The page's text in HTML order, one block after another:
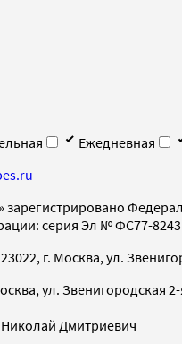
Ежедневная
» зарегистрировано
серия Эл № ФС77-
г. Москва, ул.
ул. Звенигородская 2-
Дмитриевич